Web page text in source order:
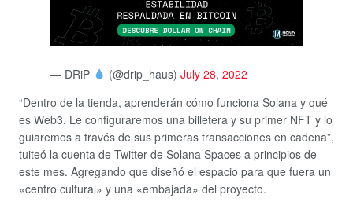
— DRiP (@drip_haus) July 28, 2022
“Dentro de la tienda, aprenderán cómo funciona Solana y qué
es Web3. Le configuraremos una billetera y su primer NFT y lo
guiaremos a través de sus primeras transacciones en cadena”,
tuiteó la cuenta de Twitter de Solana Spaces a principios de
este mes. Agregando que diseñó el espacio para que fuera un
«centro cultural» y una «embajada» del proyecto.